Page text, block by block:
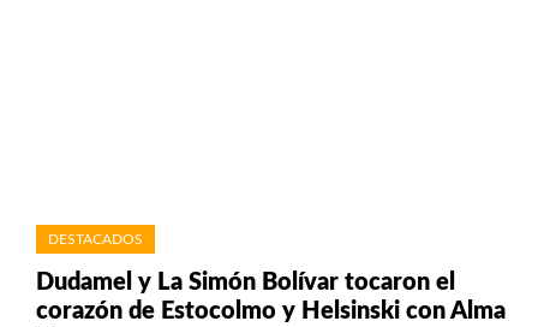
DESTACADOS
Dudamel y La Simón Bolívar tocaron el
corazón de Estocolmo y Helsinski con Alma